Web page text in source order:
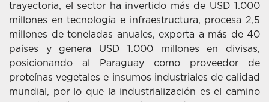
trayectoria, el sector ha invertido más de USD 1.000
millones en tecnología e infraestructura, procesa 2,5
millones de toneladas anuales, exporta a más de 40
países y genera USD 1.000 millones en divisas,
posicionando al Paraguay como proveedor de
proteínas vegetales e insumos industriales de calidad
mundial, por lo que la industrialización es el camino